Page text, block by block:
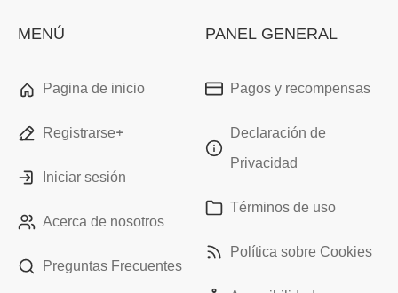
MENÚ
Pagina de inicio
Registrarse+
Iniciar sesión
Acerca de nosotros
Preguntas Frecuentes
PANEL GENERAL
Pagos y recompensas
Declaración de
Privacidad
Términos de uso
Política sobre Cookies